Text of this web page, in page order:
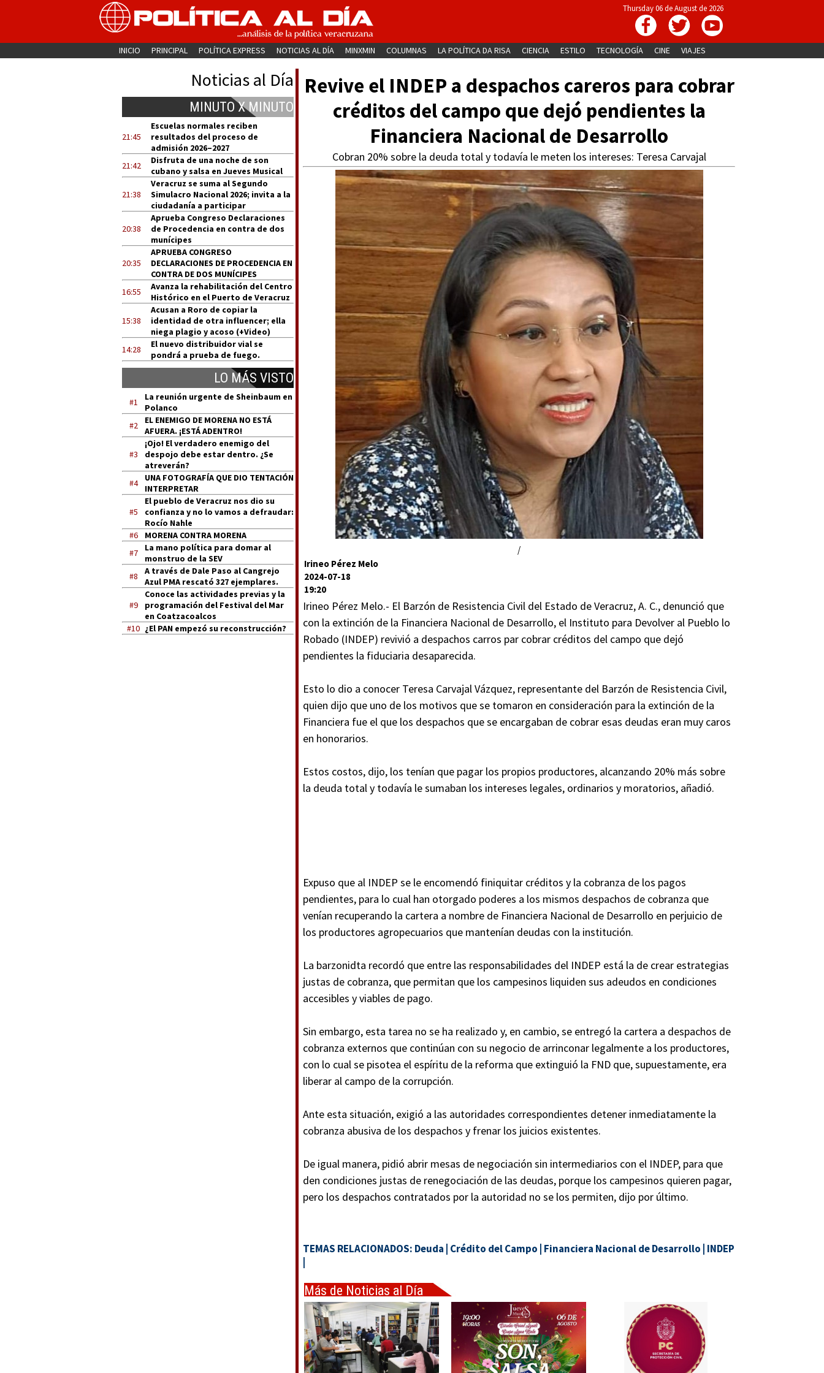
Thursday 06 de August de 2026
INICIO PRINCIPAL POLÍTICA EXPRESS NOTICIAS AL DÍA MINXMIN COLUMNAS LA POLÍTICA DA RISA CIENCIA ESTILO TECNOLOGÍA CINE VIAJES
Noticias al Día
MINUTO X MINUTO
21:45
Escuelas normales reciben
resultados del proceso de
admisión 2026–2027
21:42
Disfruta de una noche de son
cubano y salsa en Jueves Musical
21:38
Veracruz se suma al Segundo
Simulacro Nacional 2026; invita a la
ciudadanía a participar
20:38
Aprueba Congreso Declaraciones
de Procedencia en contra de dos
munícipes
20:35
APRUEBA CONGRESO
DECLARACIONES DE PROCEDENCIA EN
CONTRA DE DOS MUNÍCIPES
16:55
Avanza la rehabilitación del Centro
Histórico en el Puerto de Veracruz
15:38
Acusan a Roro de copiar la
identidad de otra influencer; ella
niega plagio y acoso (+Video)
14:28
El nuevo distribuidor vial se
pondrá a prueba de fuego.
LO MÁS VISTO
#1
La reunión urgente de Sheinbaum en
Polanco
#2
EL ENEMIGO DE MORENA NO ESTÁ
AFUERA. ¡ESTÁ ADENTRO!
#3
¡Ojo! El verdadero enemigo del
despojo debe estar dentro. ¿Se
atreverán?
#4
UNA FOTOGRAFÍA QUE DIO TENTACIÓN
INTERPRETAR
#5
El pueblo de Veracruz nos dio su
confianza y no lo vamos a defraudar:
Rocío Nahle
#6
MORENA CONTRA MORENA
#7
La mano política para domar al
monstruo de la SEV
#8
A través de Dale Paso al Cangrejo
Azul PMA rescató 327 ejemplares.
#9
Conoce las actividades previas y la
programación del Festival del Mar
en Coatzacoalcos
#10 ¿El PAN empezó su reconstrucción?
Revive el INDEP a despachos careros para cobrar
créditos del campo que dejó pendientes la
Financiera Nacional de Desarrollo
Cobran 20% sobre la deuda total y todavía le meten los intereses: Teresa Carvajal
/
Irineo Pérez Melo
2024-07-18
19:20
Irineo Pérez Melo.- El Barzón de Resistencia Civil del Estado de Veracruz, A. C., denunció que
con la extinción de la Financiera Nacional de Desarrollo, el Instituto para Devolver al Pueblo lo
Robado (INDEP) revivió a despachos carros par cobrar créditos del campo que dejó
pendientes la fiduciaria desaparecida.
Esto lo dio a conocer Teresa Carvajal Vázquez, representante del Barzón de Resistencia Civil,
quien dijo que uno de los motivos que se tomaron en consideración para la extinción de la
Financiera fue el que los despachos que se encargaban de cobrar esas deudas eran muy caros
en honorarios.
Estos costos, dijo, los tenían que pagar los propios productores, alcanzando 20% más sobre
la deuda total y todavía le sumaban los intereses legales, ordinarios y moratorios, añadió.
Expuso que al INDEP se le encomendó finiquitar créditos y la cobranza de los pagos
pendientes, para lo cual han otorgado poderes a los mismos despachos de cobranza que
venían recuperando la cartera a nombre de Financiera Nacional de Desarrollo en perjuicio de
los productores agropecuarios que mantenían deudas con la institución.
La barzonidta recordó que entre las responsabilidades del INDEP está la de crear estrategias
justas de cobranza, que permitan que los campesinos liquiden sus adeudos en condiciones
accesibles y viables de pago.
Sin embargo, esta tarea no se ha realizado y, en cambio, se entregó la cartera a despachos de
cobranza externos que continúan con su negocio de arrinconar legalmente a los productores,
con lo cual se pisotea el espíritu de la reforma que extinguió la FND que, supuestamente, era
liberar al campo de la corrupción.
Ante esta situación, exigió a las autoridades correspondientes detener inmediatamente la
cobranza abusiva de los despachos y frenar los juicios existentes.
De igual manera, pidió abrir mesas de negociación sin intermediarios con el INDEP, para que
den condiciones justas de renegociación de las deudas, porque los campesinos quieren pagar,
pero los despachos contratados por la autoridad no se los permiten, dijo por último.
TEMAS RELACIONADOS: Deuda Crédito del Campo Financiera Nacional de Desarrollo INDEP
Más de Noticias al Día